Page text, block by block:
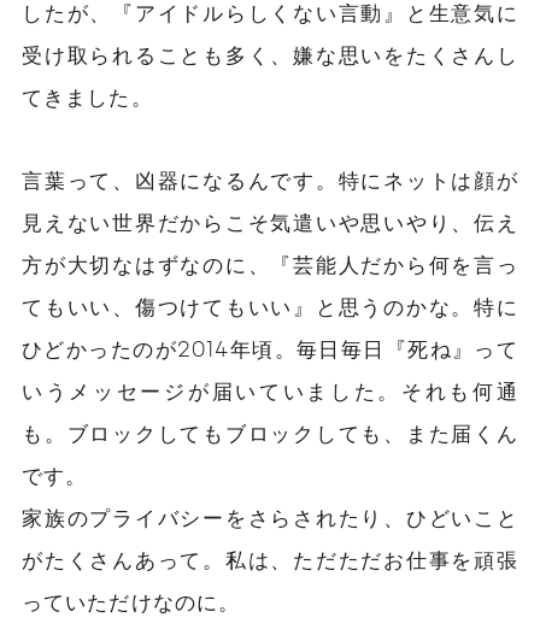
したが、『アイドルらしくない言動』と生意気に
受け取られることも多く、嫌な思いをたくさんし
てきました。
言葉って、凶器になるんです。特にネットは顔が
見えない世界だからこそ気遣いや思いやり、伝え
方が大切なはずなのに、『芸能人だから何を言っ
てもいい、傷つけてもいい』と思うのかな。特に
ひどかったのが2014年頃。毎日毎日『死ね』って
いうメッセージが届いていました。それも何通
も。ブロックしてもブロックしても、また届くん
です。
家族のプライバシーをさらされたり、ひどいこと
がたくさんあって。私は、ただただお仕事を頑張
っていただけなのに。